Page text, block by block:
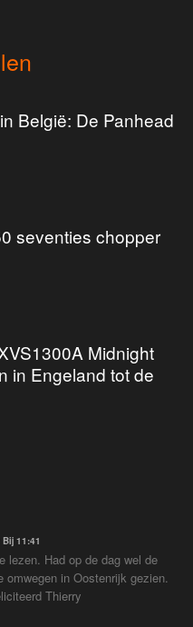
België: De Panhead
seventies chopper
Midnight
in Engeland tot de
11:41
lezen. Had op de dag wel de
omwegen in Oostenrijk gezien.
Thierry